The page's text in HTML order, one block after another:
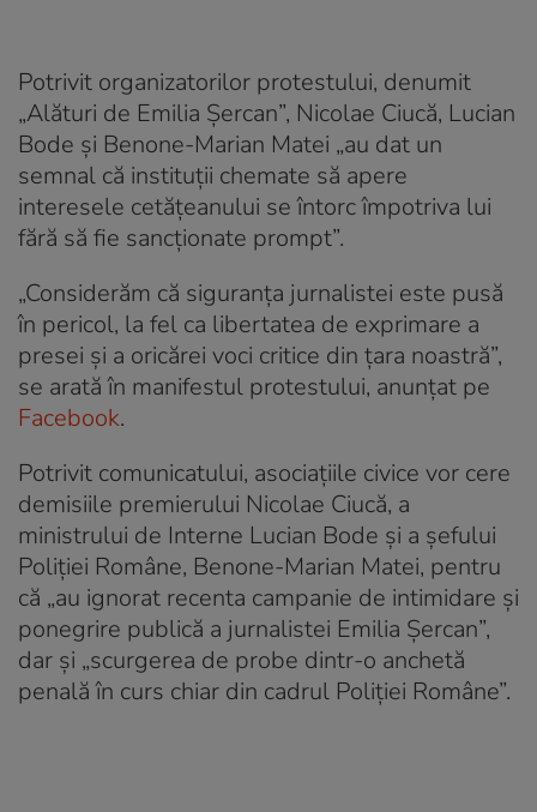
Potrivit organizatorilor protestului, denumit
„Alături de Emilia Șercan”, Nicolae Ciucă, Lucian
Bode și Benone-Marian Matei „au dat un
semnal că instituții chemate să apere
interesele cetățeanului se întorc împotriva lui
fără să fie sancționate prompt”.
„Considerăm că siguranța jurnalistei este pusă
în pericol, la fel ca libertatea de exprimare a
presei și a oricărei voci critice din țara noastră”,
se arată în manifestul protestului, anunțat pe
Facebook.
Potrivit comunicatului, asociațiile civice vor cere
demisiile premierului Nicolae Ciucă, a
ministrului de Interne Lucian Bode și a șefului
Poliției Române, Benone-Marian Matei, pentru
că „au ignorat recenta campanie de intimidare și
ponegrire publică a jurnalistei Emilia Șercan”,
dar și „scurgerea de probe dintr-o anchetă
penală în curs chiar din cadrul Poliției Române”.